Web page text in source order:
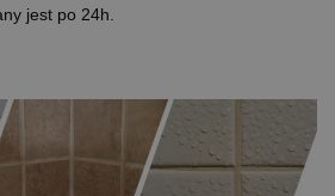
jest po 24h.